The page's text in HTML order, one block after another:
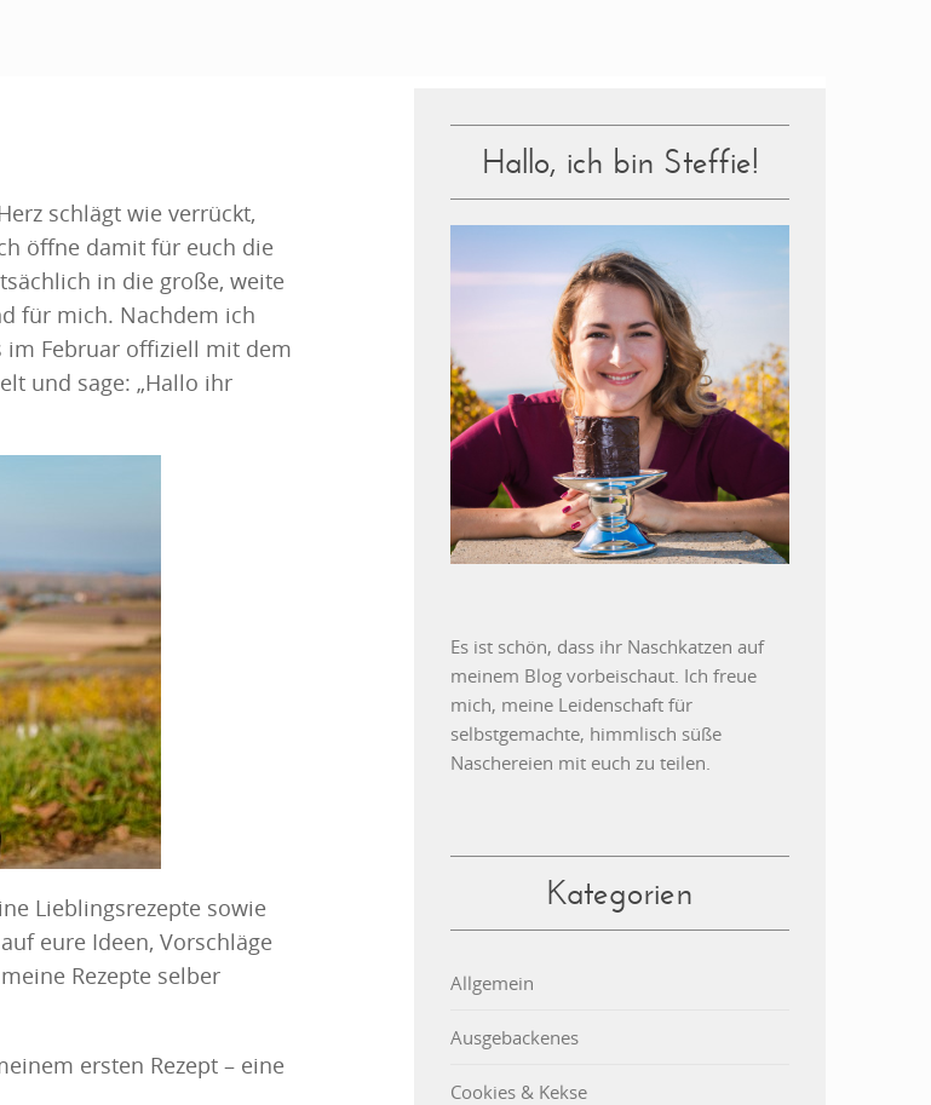
schlägt wie verrückt,
öffne damit für euch die
in die große, weite
für mich. Nachdem ich
im Februar offiziell mit dem
und sage: „Hallo ihr
Lieblingsrezepte sowie
eure Ideen, Vorschläge
Rezepte selber
ersten Rezept – eine
Hallo, ich bin Steffie!
Es ist schön, dass ihr Naschkatzen auf
meinem Blog vorbeischaut. Ich freue
mich, meine Leidenschaft für
selbstgemachte, himmlisch süße
Naschereien mit euch zu teilen.
Kategorien
Allgemein
Ausgebackenes
Cookies & Kekse